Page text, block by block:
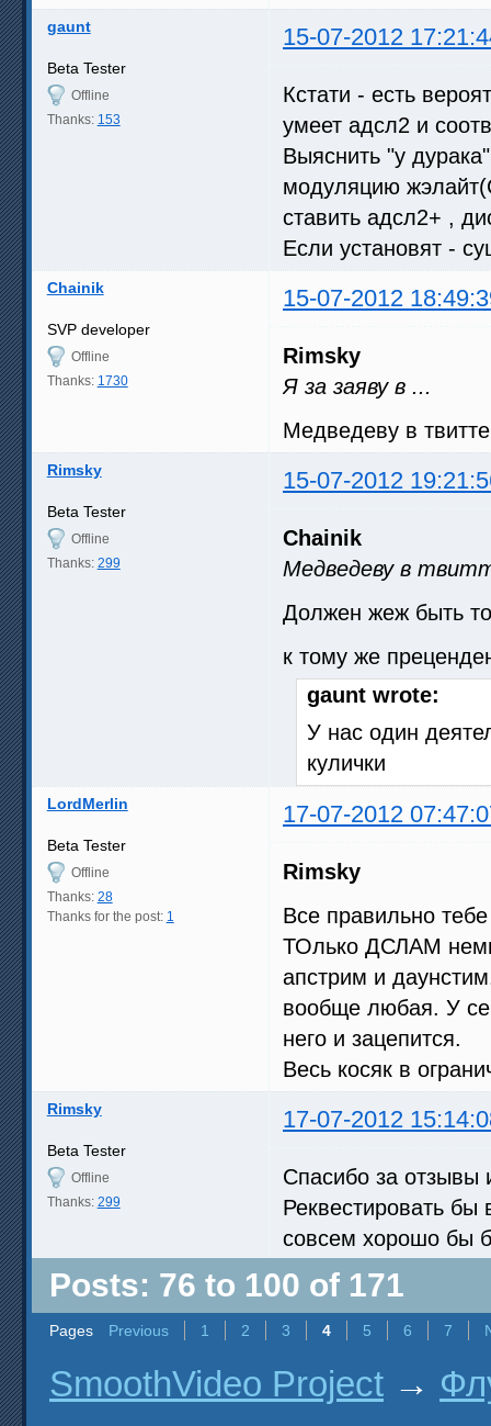
gaunt 15-07-2012
Beta Tester
Offline
Thanks: 153
Кстати - есть
умеет адсл2 и
Выяснить "у
модуляцию
ставить адсл2+ ,
Если установят -
Chainik 15-07-2012
SVP developer
Offline
Thanks: 1730
Rimsky
Я за заяву в ...
Медведеву в
Rimsky 15-07-2012
Beta Tester
Offline
Thanks: 299
Chainik
Медведеву в
Должен жеж быть
к тому же
gaunt wrote:
У нас один
кулички
LordMerlin 17-07-2012
Beta Tester
Offline
Thanks: 28
Thanks for the post: 1
Rimsky
Все правильно
ТОлько ДСЛАМ
апстрим и
вообще любая. У
него и зацепится.
Весь косяк в
Rimsky 17-07-2012
Beta Tester
Offline
Thanks: 299
Спасибо за отзывы
Реквестировать бы
совсем хорошо бы
Posts: 76 to 100 of 171
Pages Previous 1 2 3 4 5 6 7
SmoothVideo Project →